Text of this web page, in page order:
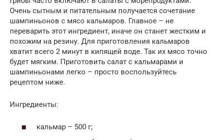
Очень сытным и питательным получается сочетание
шампиньонов с мясо кальмаров. Главное – не
переварить этот ингредиент, иначе он станет жестким и
похожим на резину. Для приготовления кальмаров
хватит всего 2 минут в кипящей воде. Так их мясо точно
будет мягким. Приготовить салат с кальмарами и
шампиньонами легко – просто воспользуйтесь
рецептом ниже.
Ингредиенты:
кальмар – 500 г;